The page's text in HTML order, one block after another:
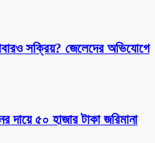
সক্রিয়? জেলেদের অভিযোগে
দায়ে ৫০ হাজার টাকা জরিমানা